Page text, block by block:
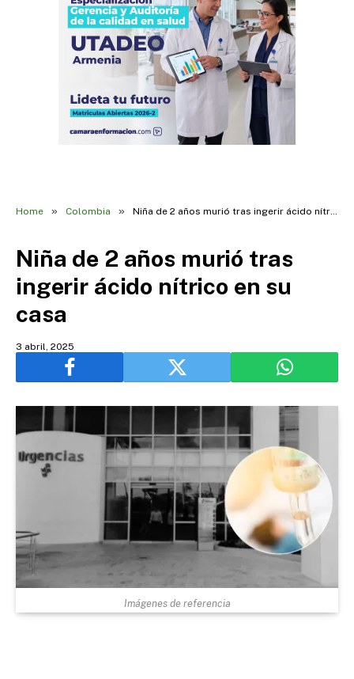
Home » Colombia » Niña de 2 años murió tras ingerir ácido nítrico en su casa
Niña de 2 años murió tras
ingerir ácido nítrico en su
casa
3 abril, 2025
Imágenes de referencia